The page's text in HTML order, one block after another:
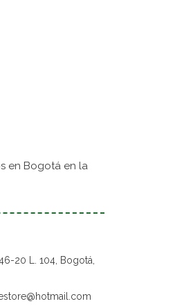
en Bogotá en la
20 L. 104, Bogotá,